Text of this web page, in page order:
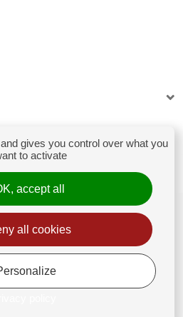
gives you control over what you
to activate
accept all
all cookies